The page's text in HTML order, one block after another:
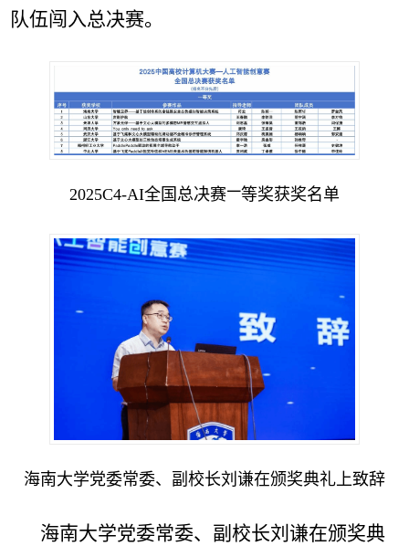
队伍闯入总决赛。
2025C4-AI全国总决赛一等奖获奖名单
海南大学党委常委、副校长刘谦在颁奖典礼上致辞
海南大学党委常委、副校长刘谦在颁奖典